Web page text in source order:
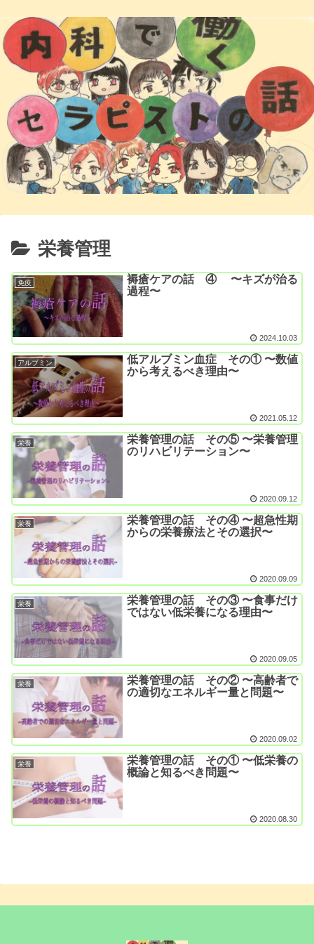
栄養管理
免疫
褥瘡ケアの話 ④ 〜キズが治る
過程〜
2024.10.03
アルブミン
低アルブミン血症 その① 〜数値
から考えるべき理由〜
2021.05.12
栄養
栄養管理の話 その⑤ 〜栄養管理
のリハビリテーション〜
2020.09.12
栄養
栄養管理の話 その④ 〜超急性期
からの栄養療法とその選択〜
2020.09.09
栄養
栄養管理の話 その③ 〜食事だけ
ではない低栄養になる理由〜
2020.09.05
栄養
栄養管理の話 その② 〜高齢者で
の適切なエネルギー量と問題〜
2020.09.02
栄養
栄養管理の話 その① 〜低栄養の
概論と知るべき問題〜
2020.08.30